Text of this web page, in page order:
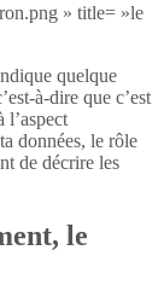
» title= »le
quelque
à-dire que c’est
l’aspect
données, le rôle
de décrire les
le